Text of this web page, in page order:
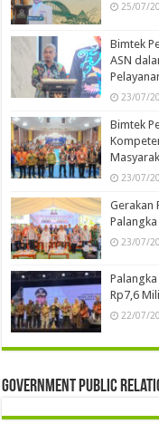
25/07/
Bimtek
ASN
23/07/
Bimtek
23/07/
Gerakan
23/07/
Rp7,6
22/07/
Government Public